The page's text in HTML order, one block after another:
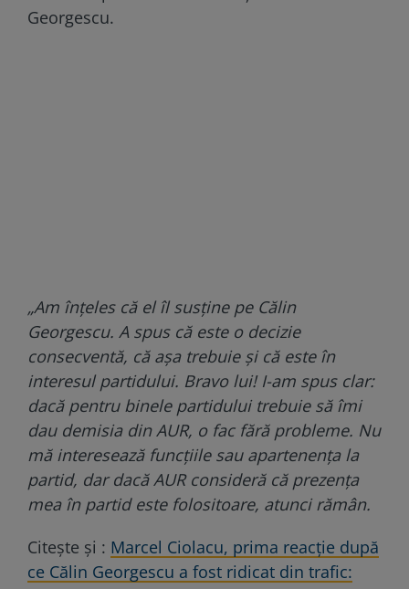
Georgescu.
„Am înțeles că el îl susține pe Călin
Georgescu. A spus că este o decizie
consecventă, că așa trebuie și că este în
interesul partidului. Bravo lui! I-am spus clar:
dacă pentru binele partidului trebuie să îmi
dau demisia din AUR, o fac fără probleme. Nu
mă interesează funcțiile sau apartenența la
partid, dar dacă AUR consideră că prezența
mea în partid este folositoare, atunci rămân.
Citește și : Marcel Ciolacu, prima reacție după
ce Călin Georgescu a fost ridicat din trafic: